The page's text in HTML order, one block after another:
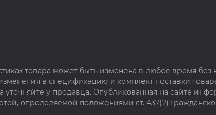
товара может быть изменена в любое время без
в спецификацию и комплект поставки
у продавца. Опубликованная на сайте
определяемой положениями ст. 437(2)